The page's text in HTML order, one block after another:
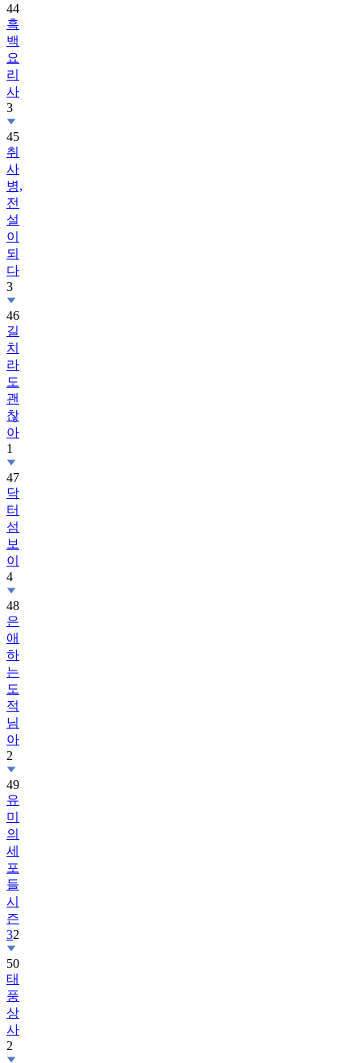
44
흑
백
요
리
사
3
45
취
사
병,
전
설
이
되
다
3
46
길
치
라
도
괜
찮
아
1
47
닥
터
섬
보
이
4
48
은
애
하
는
도
적
님
아
2
49
유
미
의
세
포
들
시
즌
32
50
태
풍
상
사
2